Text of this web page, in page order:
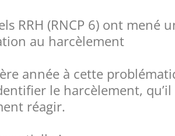
RRH (RNCP 6) ont mené
au harcèlement
année à cette
le harcèlement,
réagir.